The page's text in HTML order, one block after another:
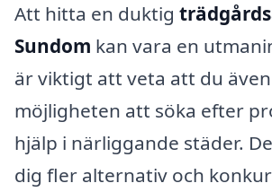
Att hitta en duktig
Sundom kan vara en
är viktigt att veta att du
möjligheten att söka efter
hjälp i närliggande städer.
dig fler alternativ och